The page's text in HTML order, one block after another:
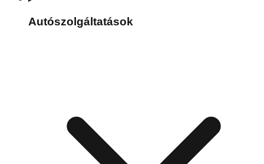
Autószolgáltatások